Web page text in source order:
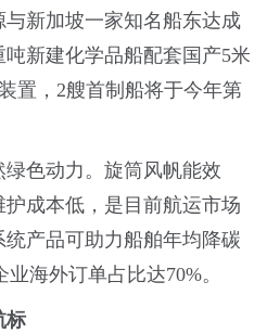
新加坡一家知名船东达成
吨新建化学品船配套国产5米
置，2艘首制船将于今年第
色动力。旋筒风帆能效
成本低，是目前航运市场
产品可助力船舶年均降碳
海外订单占比达70%。
标